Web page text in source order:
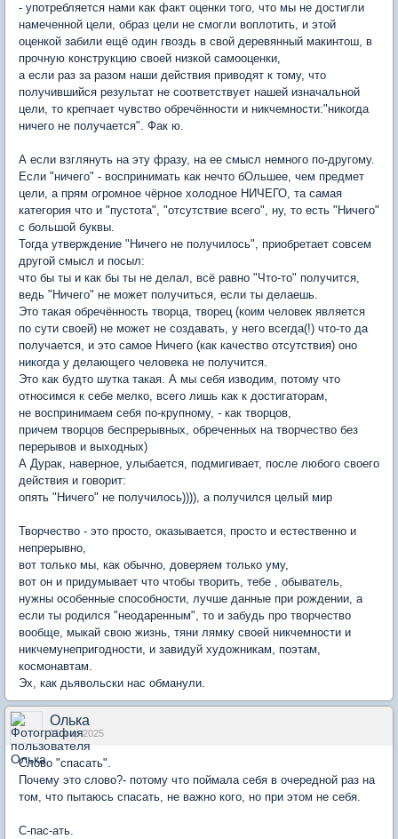
- употребляется нами как факт оценки того, что мы не достигли
намеченной цели, образ цели не смогли воплотить, и этой
оценкой забили ещё один гвоздь в свой деревянный макинтош, в
прочную конструкцию своей низкой самооценки,
а если раз за разом наши действия приводят к тому, что
получившийся результат не соответствует нашей изначальной
цели, то крепчает чувство обречённости и никчемности:"никогда
ничего не получается". Фак ю.
А если взглянуть на эту фразу, на ее смысл немного по-другому.
Если "ничего" - воспринимать как нечто бОльшее, чем предмет
цели, а прям огромное чёрное холодное НИЧЕГО, та самая
категория что и "пустота", "отсутствие всего", ну, то есть "Ничего"
с большой буквы.
Тогда утверждение "Ничего не получилось", приобретает совсем
другой смысл и посыл:
что бы ты и как бы ты не делал, всё равно "Что-то" получится,
ведь "Ничего" не может получиться, если ты делаешь.
Это такая обречённость творца, творец (коим человек является
по сути своей) не может не создавать, у него всегда(!) что-то да
получается, и это самое Ничего (как качество отсутствия) оно
никогда у делающего человека не получится.
Это как будто шутка такая. А мы себя изводим, потому что
относимся к себе мелко, всего лишь как к достигаторам,
не воспринимаем себя по-крупному, - как творцов,
причем творцов беспрерывных, обреченных на творчество без
перерывов и выходных)
А Дурак, наверное, улыбается, подмигивает, после любого своего
действия и говорит:
опять "Ничего" не получилось)))), а получился целый мир
Творчество - это просто, оказывается, просто и естественно и
непрерывно,
вот только мы, как обычно, доверяем только уму,
вот он и придумывает что чтобы творить, тебе , обыватель,
нужны особенные способности, лучше данные при рождении, а
если ты родился "неодаренным", то и забудь про творчество
вообще, мыкай свою жизнь, тяни лямку своей никчемности и
никчемунепригодности, и завидуй художникам, поэтам,
космонавтам.
Эх, как дьявольски нас обманули.
Олька
11 мар 2025
Слово "спасать".
Почему это слово?- потому что поймала себя в очередной раз на
том, что пытаюсь спасать, не важно кого, но при этом не себя.
С-пас-ать.